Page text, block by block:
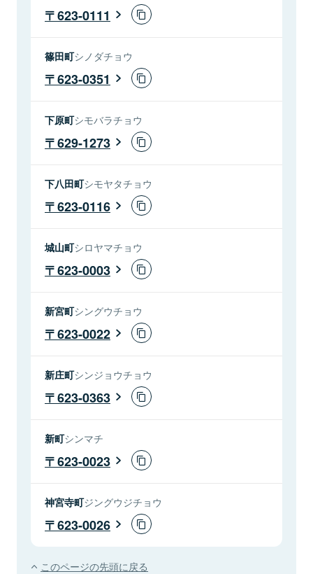
623-0111
篠田町シノダチョウ
623-0351
下原町シモバラチョウ
629-1273
下八田町シモヤタチョウ
623-0116
城山町シロヤマチョウ
623-0003
新宮町シングウチョウ
623-0022
新庄町シンジョウチョウ
623-0363
新町シンマチ
623-0023
神宮寺町ジングウジチョウ
623-0026
このページの先頭に戻る